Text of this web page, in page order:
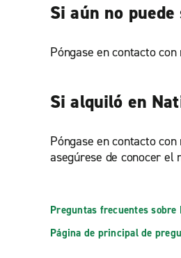
Si aún no
Póngase en contacto
Si alquiló en
Póngase en contacto
asegúrese de conocer el
Preguntas frecuentes
Página de principal de